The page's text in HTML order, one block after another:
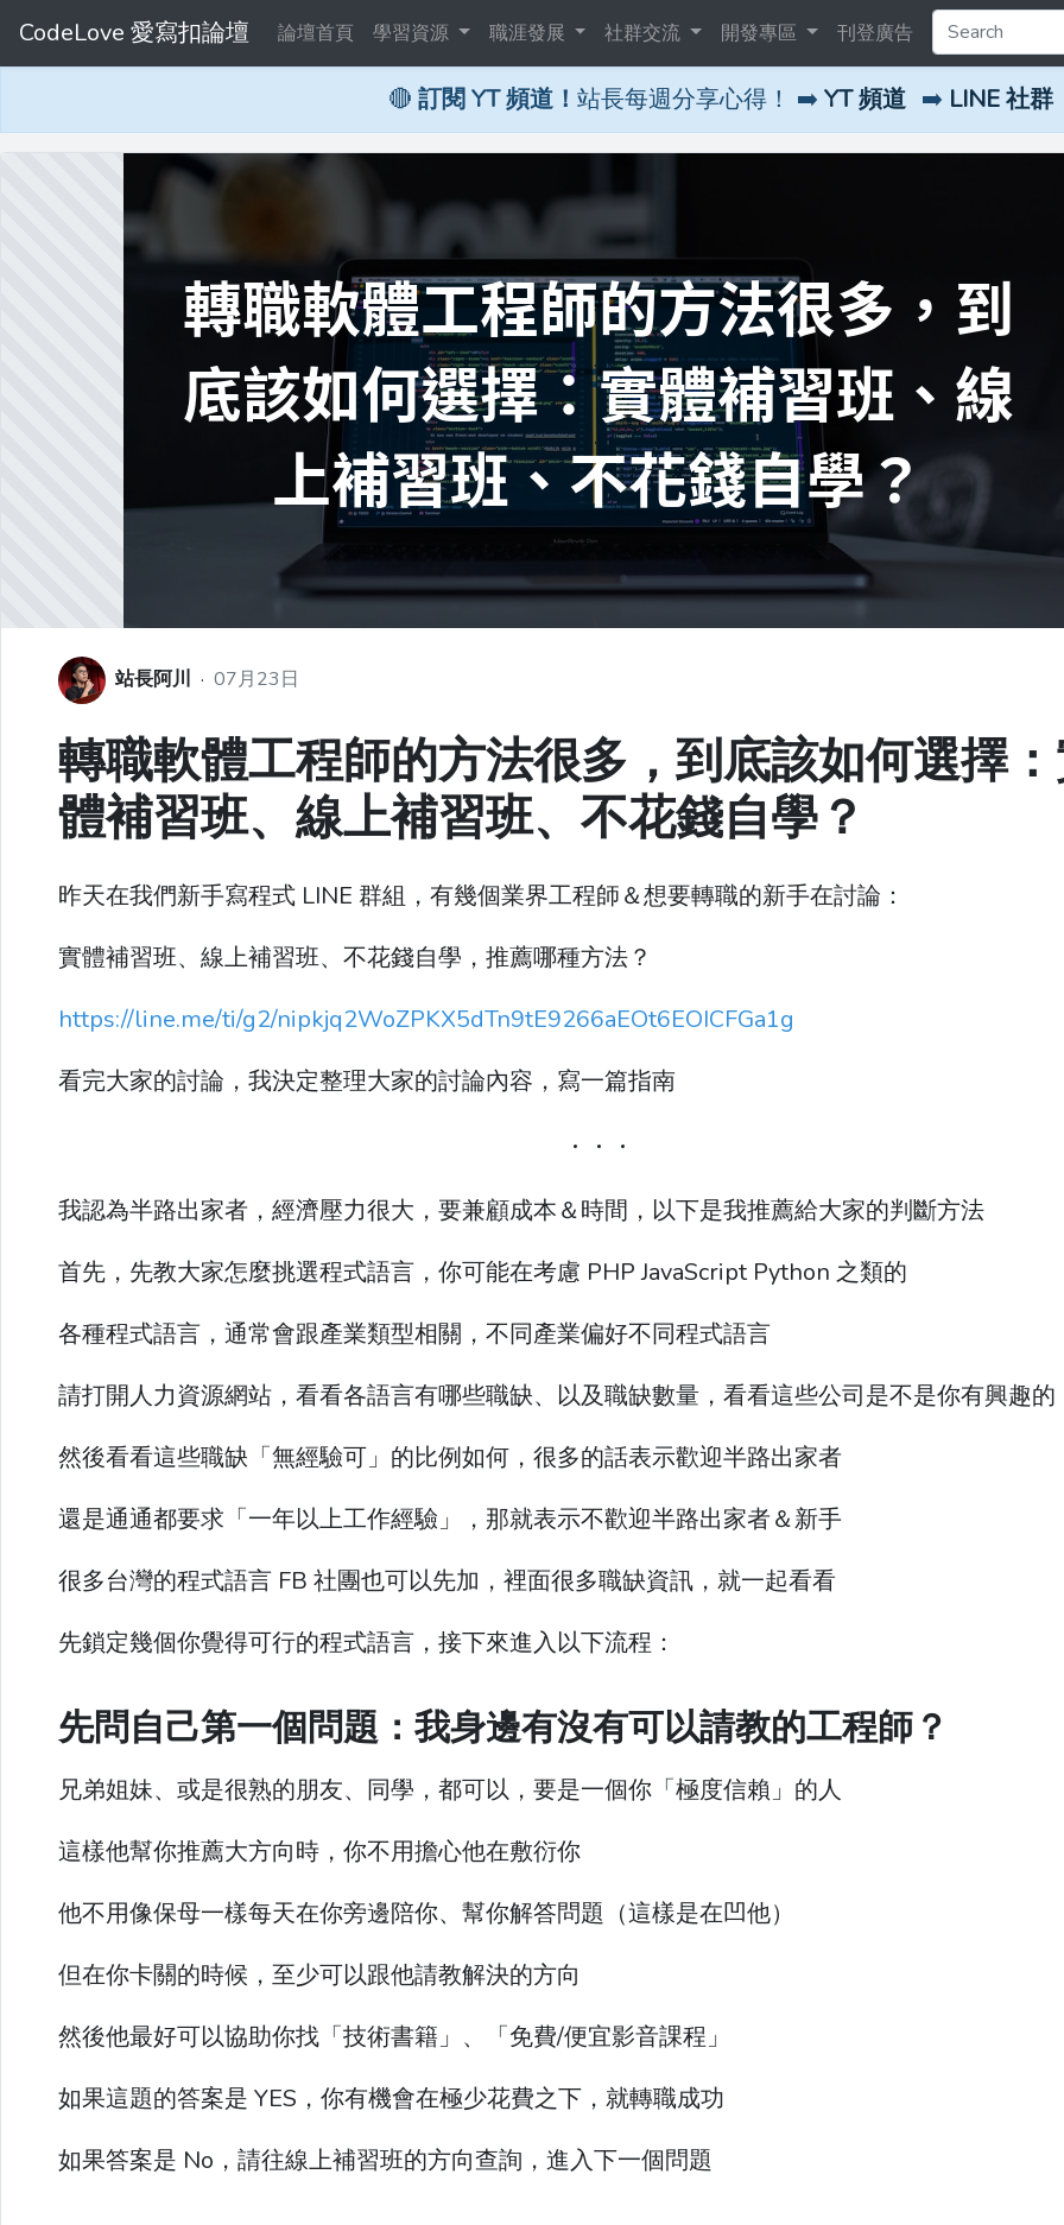
CodeLove 愛寫扣論壇 論壇首頁 學習資源 職涯發展 社群交流 開發專區 刊登廣告
🔴 訂閱 YT 頻道！ 站長每週分享心得！ ➡️ YT 頻道 ➡️ LINE 社群
站長阿川 · 07月23日
轉職軟體工程師的方法很多，到底該如何選擇
體補習班、線上補習班、不花錢自學？
昨天在我們新手寫程式 LINE 群組，有幾個業界工程師＆想要轉職的新手在討論：
實體補習班、線上補習班、不花錢自學，推薦哪種方法？
https://line.me/ti/g2/nipkjq2WoZPKX5dTn9tE9266aEOt6EOICFGa1g
看完大家的討論，我決定整理大家的討論內容，寫一篇指南
我認為半路出家者，經濟壓力很大，要兼顧成本＆時間，以下是我推薦給大家的判斷方法
首先，先教大家怎麼挑選程式語言，你可能在考慮 PHP JavaScript Python 之類的
各種程式語言，通常會跟產業類型相關，不同產業偏好不同程式語言
請打開人力資源網站，看看各語言有哪些職缺、以及職缺數量，看看這些公司是不是你有興趣的
然後看看這些職缺「無經驗可」的比例如何，很多的話表示歡迎半路出家者
還是通通都要求「一年以上工作經驗」，那就表示不歡迎半路出家者＆新手
很多台灣的程式語言 FB 社團也可以先加，裡面很多職缺資訊，就一起看看
先鎖定幾個你覺得可行的程式語言，接下來進入以下流程：
先問自己第一個問題：我身邊有沒有可以請教的工程師？
兄弟姐妹、或是很熟的朋友、同學，都可以，要是一個你「極度信賴」的人
這樣他幫你推薦大方向時，你不用擔心他在敷衍你
他不用像保母一樣每天在你旁邊陪你、幫你解答問題（這樣是在凹他）
但在你卡關的時候，至少可以跟他請教解決的方向
然後他最好可以協助你找「技術書籍」、「免費/便宜影音課程」
如果這題的答案是 YES，你有機會在極少花費之下，就轉職成功
如果答案是 No，請往線上補習班的方向查詢，進入下一個問題